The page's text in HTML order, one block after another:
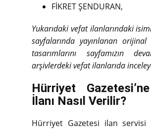
FİKRET ŞENDURAN,
Yukarıdaki vefat ilanlarındaki
sayfalarında yayınlanan
tasarımlarını sayfamızın
arşivlerdeki vefat ilanlarıda
Hürriyet
İlanı Nasıl Verilir?
Hürriyet Gazetesi ilan servisi